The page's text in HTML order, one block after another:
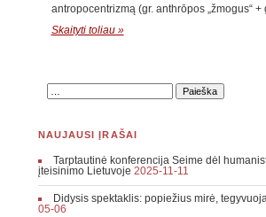
antropocentrizmą (gr. anthrōpos „žmogus“
Skaityti toliau »
NAUJAUSI ĮRAŠAI
Tarptautinė konferencija Seime dėl
įteisinimo Lietuvoje 2025-11-11
Didysis spektaklis: popiežius mirė,
05-06